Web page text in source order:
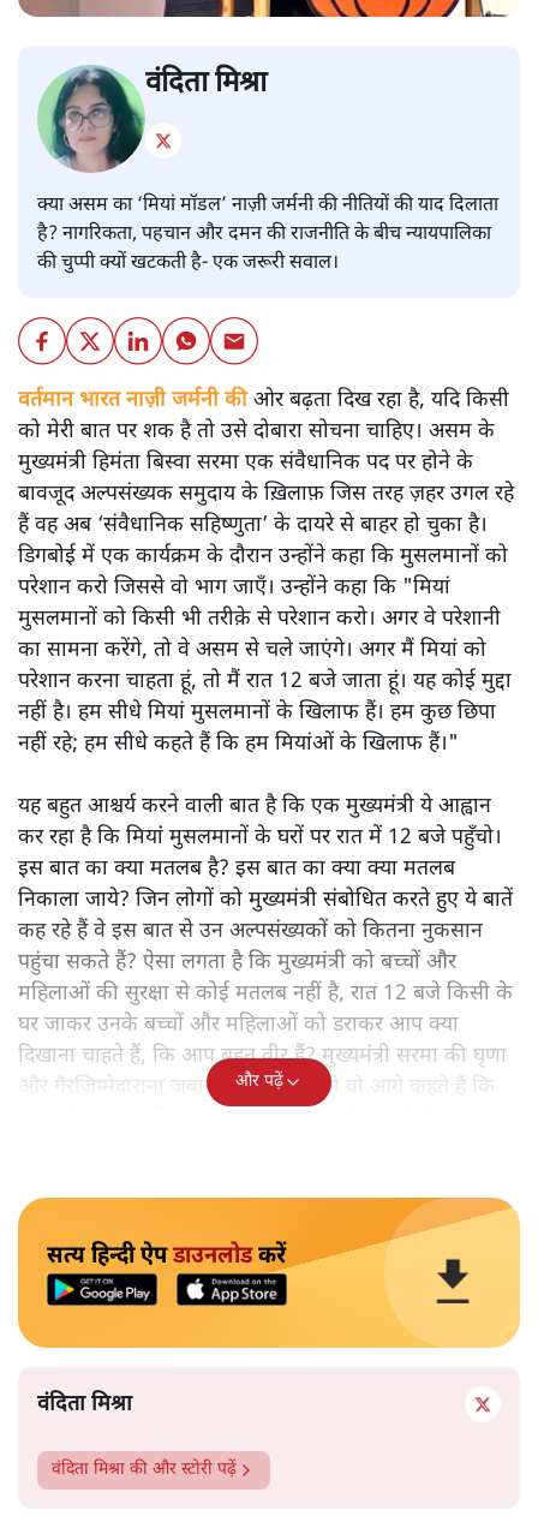
वंदिता मिश्रा
क्या असम का ‘मियां मॉडल’ नाज़ी जर्मनी की नीतियों की याद दिलाता
है? नागरिकता, पहचान और दमन की राजनीति के बीच न्यायपालिका
की चुप्पी क्यों खटकती है- एक जरूरी सवाल।
वर्तमान भारत नाज़ी जर्मनी कीओर बढ़ता दिख रहा है, यदि किसी
को मेरी बात पर शक है तो उसे दोबारा सोचना चाहिए। असम के
मुख्यमंत्री हिमंता बिस्वा सरमा एक संवैधानिक पद पर होने के
बावजूद अल्पसंख्यक समुदाय के ख़िलाफ़ जिस तरह ज़हर उगल रहे
हैं वह अब ‘संवैधानिक सहिष्णुता’ के दायरे से बाहर हो चुका है।
डिगबोई में एक कार्यक्रम के दौरान उन्होंने कहा कि मुसलमानों को
परेशान करो जिससे वो भाग जाएँ। उन्होंने कहा कि "मियां
मुसलमानों को किसी भी तरीक़े से परेशान करो। अगर वे परेशानी
का सामना करेंगे, तो वे असम से चले जाएंगे। अगर मैं मियां को
परेशान करना चाहता हूं, तो मैं रात 12 बजे जाता हूं। यह कोई मुद्दा
नहीं है। हम सीधे मियां मुसलमानों के खिलाफ हैं। हम कुछ छिपा
नहीं रहे; हम सीधे कहते हैं कि हम मियांओं के खिलाफ हैं।"
यह बहुत आश्चर्य करने वाली बात है कि एक मुख्यमंत्री ये आह्वान
कर रहा है कि मियांं मुसलमानों के घरों पर रात में 12 बजे पहुँचो।
इस बात का क्या मतलब है? इस बात का क्या क्या मतलब
निकाला जाये? जिन लोगों को मुख्यमंत्री संबोधित करते हुए ये बातें
कह रहे हैं वे इस बात से उन अल्पसंख्यकों को कितना नुकसान
पहुंचा सकते हैं? ऐसा लगता है कि मुख्यमंत्री को बच्चों और
महिलाओं की सुरक्षा से कोई मतलब नहीं है, रात 12 बजे किसी के
घर जाकर उनके बच्चों और महिलाओं को डराकर आप क्या
दिखाना चाहते हैं, कि आप बहुत वीर हैं? मुख्यमंत्री सरमा की घृणा
और गैरजिम्मेदाराना ज़बान यहीं नहीं रुकती वो आगे कहते हैं कि
और पढ़ें
सत्य हिन्दी ऐपडाउनलोडकरें
वंदिता मिश्रा
वंदिता मिश्रा की और स्टोरी पढ़ें